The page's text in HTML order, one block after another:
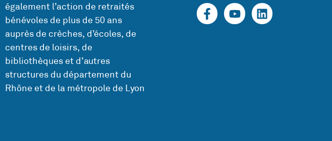
également l’action de retraités
bénévoles de plus de 50 ans
auprès de crèches, d’écoles, de
centres de loisirs, de
bibliothèques et d’autres
structures du département du
Rhône et de la métropole de Lyon